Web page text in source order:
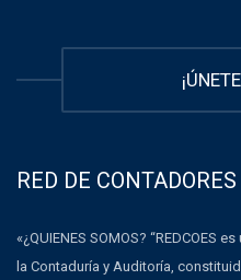
RED DE
«¿QUIENES SOMOS? “REDCOES
la Contaduría y Auditoría,